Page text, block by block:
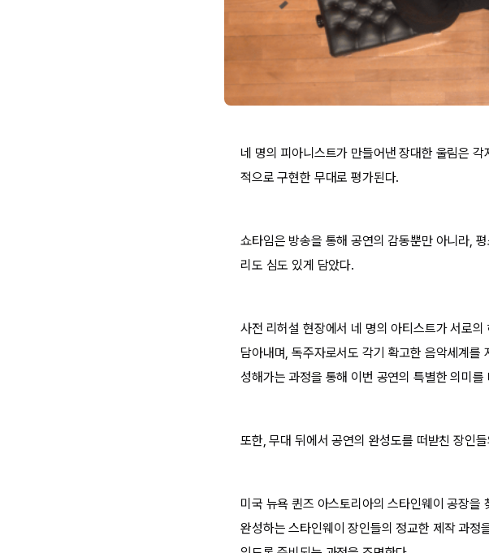
네 명의 피아니스트가 만들어낸 장대한 울림은
적으로 구현한 무대로 평가된다.
쇼타임은 방송을 통해 공연의 감동뿐만 아니라,
리도 심도 있게 담았다.
사전 리허설 현장에서 네 명의 아티스트가 서로
담아내며, 독주자로서도 각기 확고한 음악세계
성해가는 과정을 통해 이번 공연의 특별한 의미
또한, 무대 뒤에서 공연의 완성도를 떠받친 장인
미국 뉴욕 퀸즈 아스토리아의 스타인웨이 공장
완성하는 스타인웨이 장인들의 정교한 제작 과정